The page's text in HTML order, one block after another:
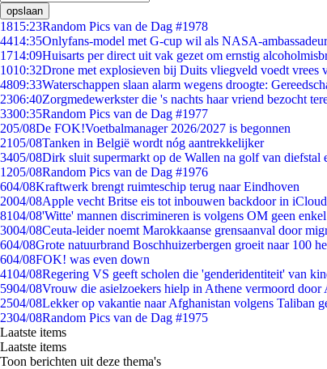
opslaan
1815:23Random Pics van de Dag #1978
4414:35Onlyfans-model met G-cup wil als NASA-
1714:09Huisarts per direct uit vak gezet om ernstig
1010:32Drone met explosieven bij Duits vliegveld voedt vrees
4809:33Waterschappen slaan alarm wegens droogte:
2306:40Zorgmedewerkster die 's nachts haar vriend bezocht
3300:35Random Pics van de Dag #1977
205/08De FOK!Voetbalmanager 2026/2027 is begonnen
2105/08Tanken in België wordt nóg aantrekkelijker
3405/08Dirk sluit supermarkt op de Wallen na golf van diefstal
1205/08Random Pics van de Dag #1976
604/08Kraftwerk brengt ruimteschip terug naar Eindhoven
2004/08Apple vecht Britse eis tot inbouwen backdoor in
8104/08'Witte' mannen discrimineren is volgens OM geen
3004/08Ceuta-leider noemt Marokkaanse grensaanval door
604/08Grote natuurbrand Boschhuizerbergen groeit naar 100
604/08FOK! was even down
4104/08Regering VS geeft scholen die 'genderidentiteit' van
5904/08Vrouw die asielzoekers hielp in Athene vermoord door
2504/08Lekker op vakantie naar Afghanistan volgens Taliban
2304/08Random Pics van de Dag #1975
Laatste items
Laatste items
Toon berichten uit deze thema's